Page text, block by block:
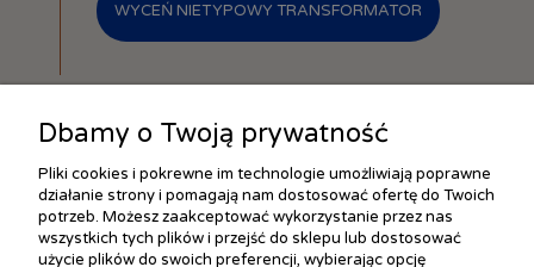
WYCEŃ NIETYPOWY TRANSFORMATOR
ZAKUPY
Dbamy o Twoją prywatność
Pliki cookies i pokrewne im technologie umożliwiają poprawne
działanie strony i pomagają nam dostosować ofertę do Twoich
potrzeb. Możesz zaakceptować wykorzystanie przez nas
wszystkich tych plików i przejść do sklepu lub dostosować
użycie plików do swoich preferencji, wybierając opcję